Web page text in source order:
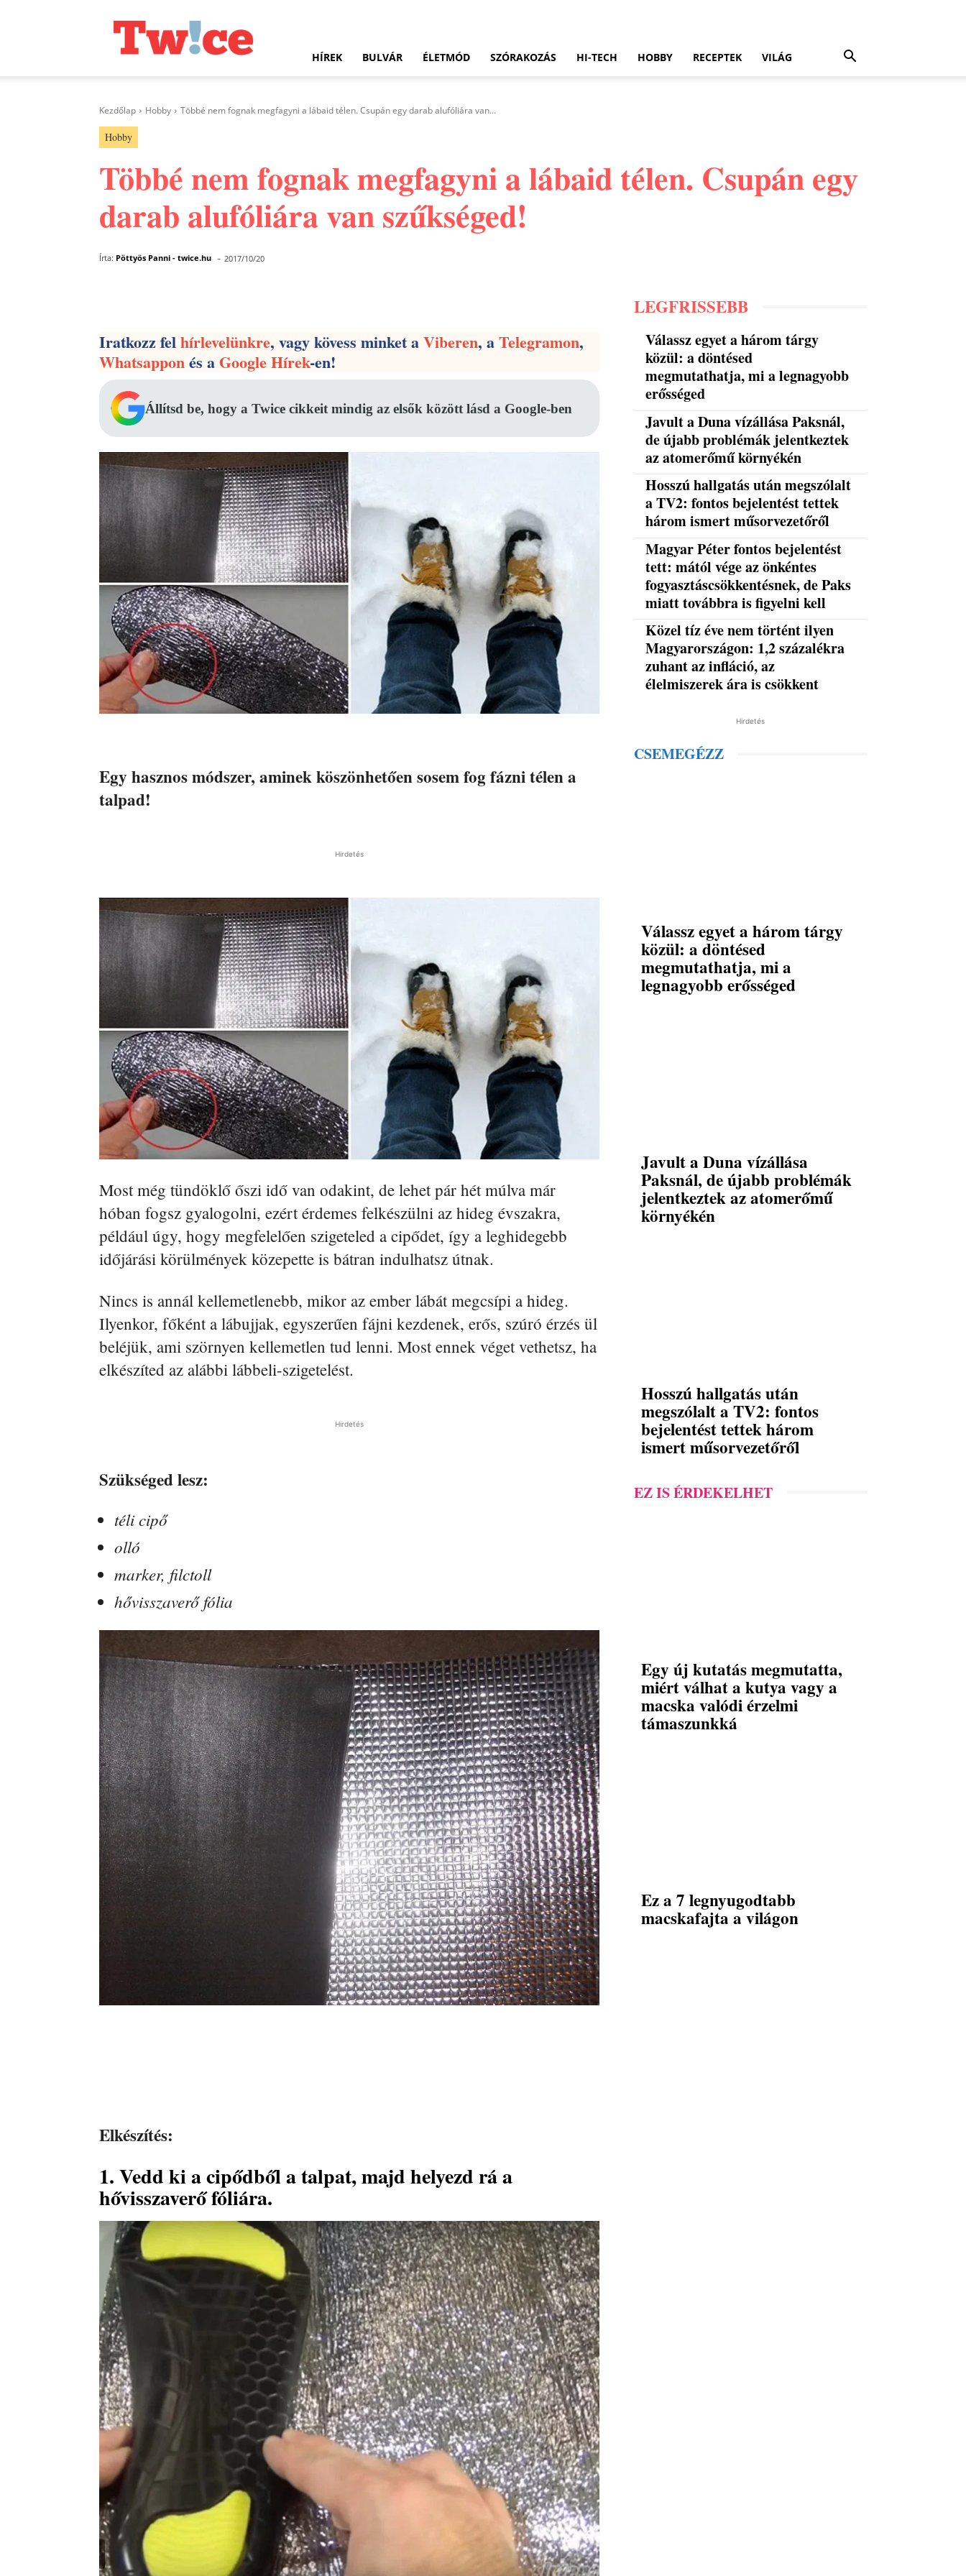
HÍREK BULVÁR ÉLETMÓD SZÓRAKOZÁS HI-TECH HOBBY RECEPTEK VILÁG
Kezdőlap Hobby Többé nem fognak megfagyni a lábaid télen. Csupán egy darab alufóliára van...
Hobby
Többé nem fognak megfagyni a lábaid télen. Csupán egy
darab alufóliára van szűkséged!
Írta: Pöttyös Panni - twice.hu - 2017/10/20
Iratkozz felhírlevelünkre, vagy kövess minket aViberen, aTelegramon,
Whatsapponés aGoogle Hírek-en!
Állítsd be, hogy a Twice cikkeit mindig az elsők között lásd a Google-ben
Egy hasznos módszer, aminek köszönhetően sosem fog fázni télen a
talpad!
Hirdetés
Most még tündöklő őszi idő van odakint, de lehet pár hét múlva már
hóban fogsz gyalogolni, ezért érdemes felkészülni az hideg évszakra,
például úgy, hogy megfelelően szigeteled a cipődet, így a leghidegebb
időjárási körülmények közepette is bátran indulhatsz útnak.
Nincs is annál kellemetlenebb, mikor az ember lábát megcsípi a hideg.
Ilyenkor, főként a lábujjak, egyszerűen fájni kezdenek, erős, szúró érzés ül
beléjük, ami szörnyen kellemetlen tud lenni. Most ennek véget vethetsz, ha
elkészíted az alábbi lábbeli-szigetelést.
Hirdetés
Szükséged lesz:
téli cipő
olló
marker, filctoll
hővisszaverő fólia
Elkészítés:
1. Vedd ki a cipődből a talpat, majd helyezd rá a
hővisszaverő fóliára.
LEGFRISSEBB
Válassz egyet a három tárgy
közül: a döntésed
megmutathatja, mi a legnagyobb
erősséged
Javult a Duna vízállása Paksnál,
de újabb problémák jelentkeztek
az atomerőmű környékén
Hosszú hallgatás után megszólalt
a TV2: fontos bejelentést tettek
három ismert műsorvezetőről
Magyar Péter fontos bejelentést
tett: mától vége az önkéntes
fogyasztáscsökkentésnek, de Paks
miatt továbbra is figyelni kell
Közel tíz éve nem történt ilyen
Magyarországon: 1,2 százalékra
zuhant az infláció, az
élelmiszerek ára is csökkent
Hirdetés
CSEMEGÉZZ
Válassz egyet a három tárgy
közül: a döntésed
megmutathatja, mi a
legnagyobb erősséged
Javult a Duna vízállása
Paksnál, de újabb problémák
jelentkeztek az atomerőmű
környékén
Hosszú hallgatás után
megszólalt a TV2: fontos
bejelentést tettek három
ismert műsorvezetőről
EZ IS ÉRDEKELHET
Egy új kutatás megmutatta,
miért válhat a kutya vagy a
macska valódi érzelmi
támaszunkká
Ez a 7 legnyugodtabb
macskafajta a világon